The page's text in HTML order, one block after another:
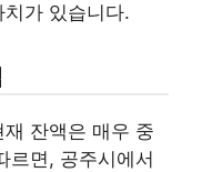
가 있습니다.
잔액은 매우 중
르면, 공주시에서